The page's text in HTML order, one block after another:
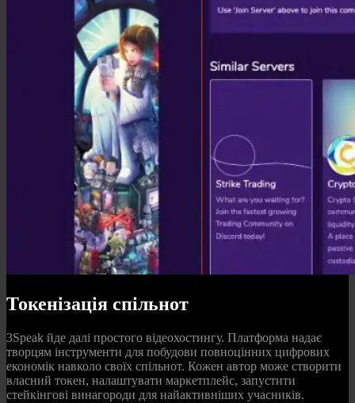
Токенізація спільнот
3Speak йде далі простого відеохостингу. Платформа надає
творцям інструменти для побудови повноцінних цифрових
економік навколо своїх спільнот. Кожен автор може створити
власний токен, налаштувати маркетплейс, запустити
стейкінгові винагороди для найактивніших учасників.